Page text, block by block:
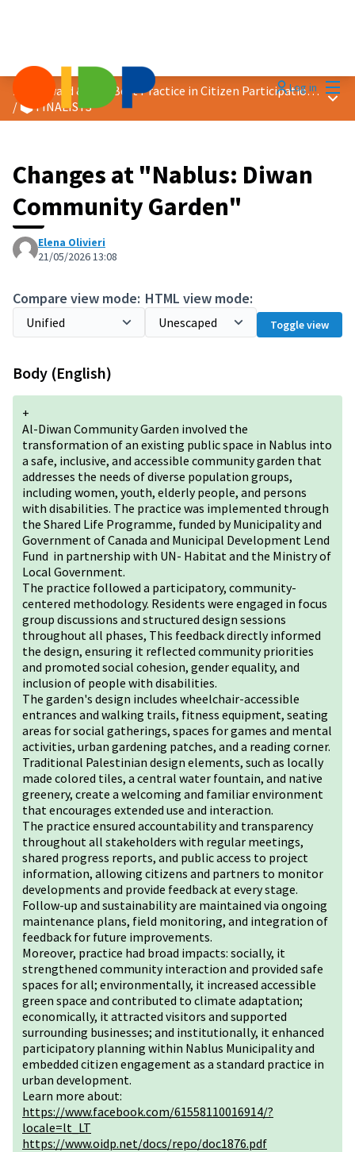
Log in
2026 Award &quot;Best Practice in Citizen Participation&quot;
/🗳️ FINALISTS
Main
Changes at "Nablus: Diwan
Community Garden"
Elena Olivieri
21/05/2026 13:08
Compare view mode: HTML view mode:
Toggle view
Body (English)
+
Al-Diwan Community Garden involved the
transformation of an existing public space in Nablus into
a safe, inclusive, and accessible community garden that
addresses the needs of diverse population groups,
including women, youth, elderly people, and persons
with disabilities. The practice was implemented through
the Shared Life Programme, funded by Municipality and
Government of Canada and Municipal Development Lend
Fund in partnership with UN- Habitat and the Ministry of
Local Government.
The practice followed a participatory, community-
centered methodology. Residents were engaged in focus
group discussions and structured design sessions
throughout all phases, This feedback directly informed
the design, ensuring it reflected community priorities
and promoted social cohesion, gender equality, and
inclusion of people with disabilities.
The garden's design includes wheelchair-accessible
entrances and walking trails, fitness equipment, seating
areas for social gatherings, spaces for games and mental
activities, urban gardening patches, and a reading corner.
Traditional Palestinian design elements, such as locally
made colored tiles, a central water fountain, and native
greenery, create a welcoming and familiar environment
that encourages extended use and interaction.
The practice ensured accountability and transparency
throughout all stakeholders with regular meetings,
shared progress reports, and public access to project
information, allowing citizens and partners to monitor
developments and provide feedback at every stage.
Follow-up and sustainability are maintained via ongoing
maintenance plans, field monitoring, and integration of
feedback for future improvements.
Moreover, practice had broad impacts: socially, it
strengthened community interaction and provided safe
spaces for all; environmentally, it increased accessible
green space and contributed to climate adaptation;
economically, it attracted visitors and supported
surrounding businesses; and institutionally, it enhanced
participatory planning within Nablus Municipality and
embedded citizen engagement as a standard practice in
urban development.
Learn more about:
https://www.facebook.com/61558110016914/?
locale=lt_LT
https://www.oidp.net/docs/repo/doc1876.pdf